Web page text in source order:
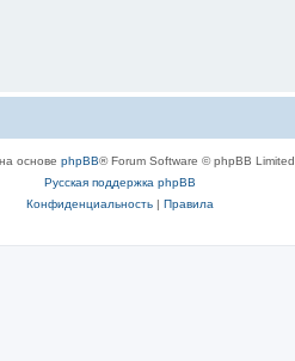
основе phpBB® Forum Software © phpBB Limited
Русская поддержка phpBB
Конфиденциальность| Правила